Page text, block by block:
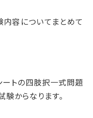
容についてまとめて
ートの四肢択一式問題
からなります。